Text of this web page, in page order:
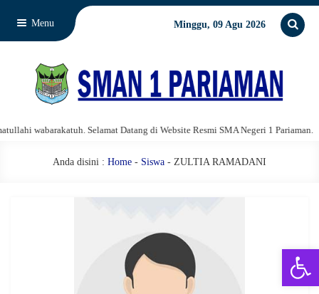
Menu Minggu, 09 Agu 2026
wabarakatuh. Selamat Datang di Website Resmi SMA Negeri 1 Pariaman.
Anda disini : Home - Siswa - ZULTIA RAMADANI